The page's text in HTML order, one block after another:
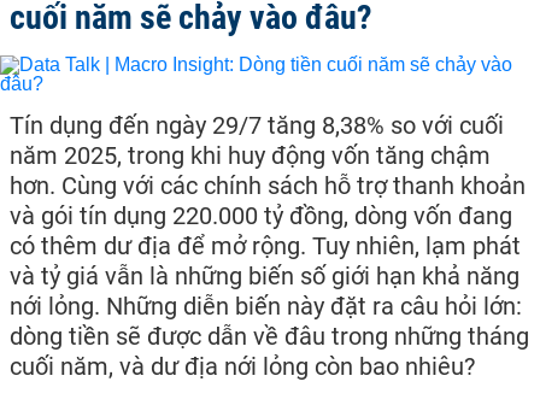
cuối năm sẽ chảy vào đâu?
Tín dụng đến ngày 29/7 tăng 8,38% so với cuối
năm 2025, trong khi huy động vốn tăng chậm
hơn. Cùng với các chính sách hỗ trợ thanh khoản
và gói tín dụng 220.000 tỷ đồng, dòng vốn đang
có thêm dư địa để mở rộng. Tuy nhiên, lạm phát
và tỷ giá vẫn là những biến số giới hạn khả năng
nới lỏng. Những diễn biến này đặt ra câu hỏi lớn:
dòng tiền sẽ được dẫn về đâu trong những tháng
cuối năm, và dư địa nới lỏng còn bao nhiêu?